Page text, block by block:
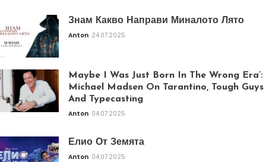
Знам Какво Направи Миналото Лято
Anton 24.07.2025
Maybe I Was Just Born In The Wrong Era’:
Michael Madsen On Tarantino, Tough Guys
And Typecasting
Anton 04.07.2025
Елио От Земята
Anton 04.07.2025